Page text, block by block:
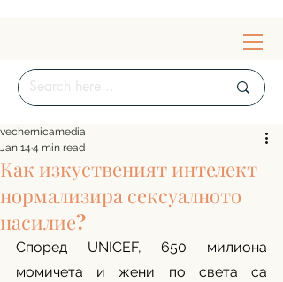
Как изкуственият интелект
нормализира сексуалното
насилие?
vechernicamedia
Jan 14 4 min read
Според UNICEF, 650 милиона
момичета и жени по света са